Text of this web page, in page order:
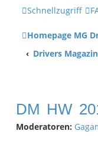
Schnellzugriff
Homepage MG
Drivers
DM HW
Moderatoren: